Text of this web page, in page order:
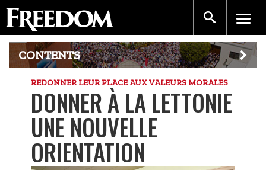
CONTENTS
REDONNER LEUR PLACE AUX VALEURS MORALES
DONNER À LA LETTONIE
UNE NOUVELLE
ORIENTATION